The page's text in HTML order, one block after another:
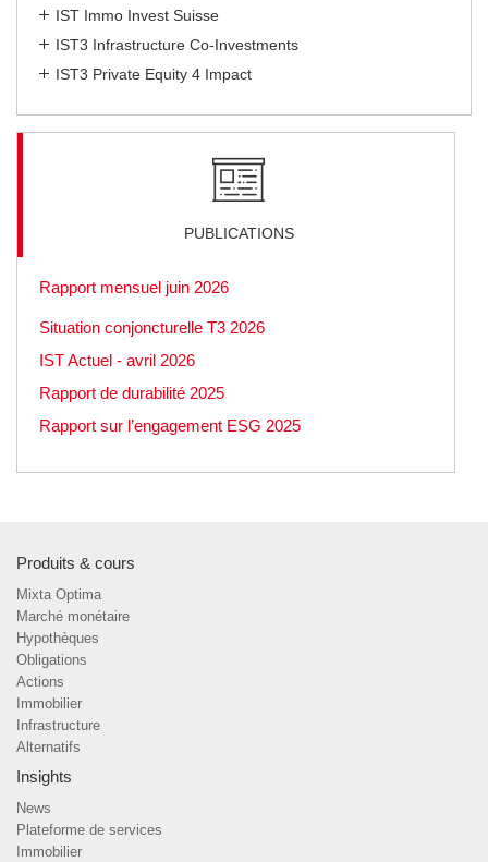
IST Immo Invest Suisse
IST3 Infrastructure Co-Investments
IST3 Private Equity 4 Impact
PUBLICATIONS
Rapport mensuel juin 2026
Situation conjoncturelle T3 2026
IST Actuel - avril 2026
Rapport de durabilité 2025
Rapport sur l’engagement ESG 2025
Produits & cours
Mixta Optima
Marché monétaire
Hypothèques
Obligations
Actions
Immobilier
Infrastructure
Alternatifs
Insights
News
Plateforme de services
Immobilier